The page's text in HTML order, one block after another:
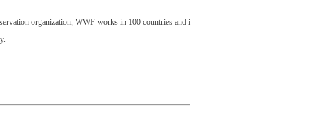
organization, WWF works in 100 countries and i